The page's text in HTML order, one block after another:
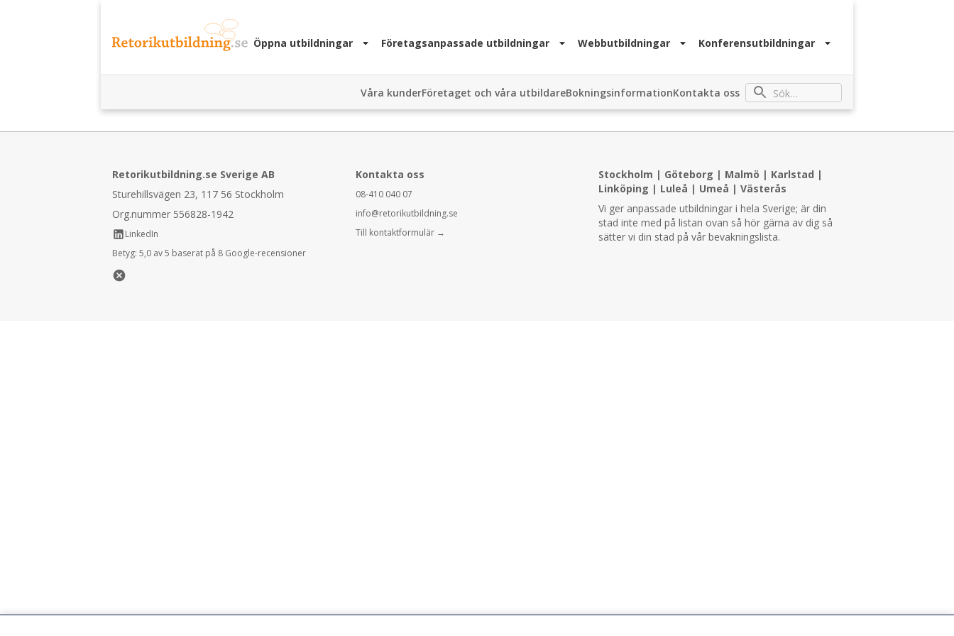
Öppna utbildningar Företagsanpassade utbildningar Webbutbildningar Konferensutbildningar
Våra kunderFöretaget och våra utbildareBokningsinformationKontakta oss
Retorikutbildning.se Sverige AB
Sturehillsvägen 23, 117 56 Stockholm
Org.nummer 556828-1942
LinkedIn
Betyg: 5,0 av 5 baserat på 8 Google-recensioner
Kontakta oss
08-410 040 07
info@retorikutbildning.se
Till kontaktformulär →
Stockholm | Göteborg | Malmö | Karlstad |
Linköping | Luleå | Umeå |Västerås
Vi ger anpassade utbildningar i hela Sverige; är din
stad inte med på listan ovan så hör gärna av dig så
sätter vi din stad på vår bevakningslista.